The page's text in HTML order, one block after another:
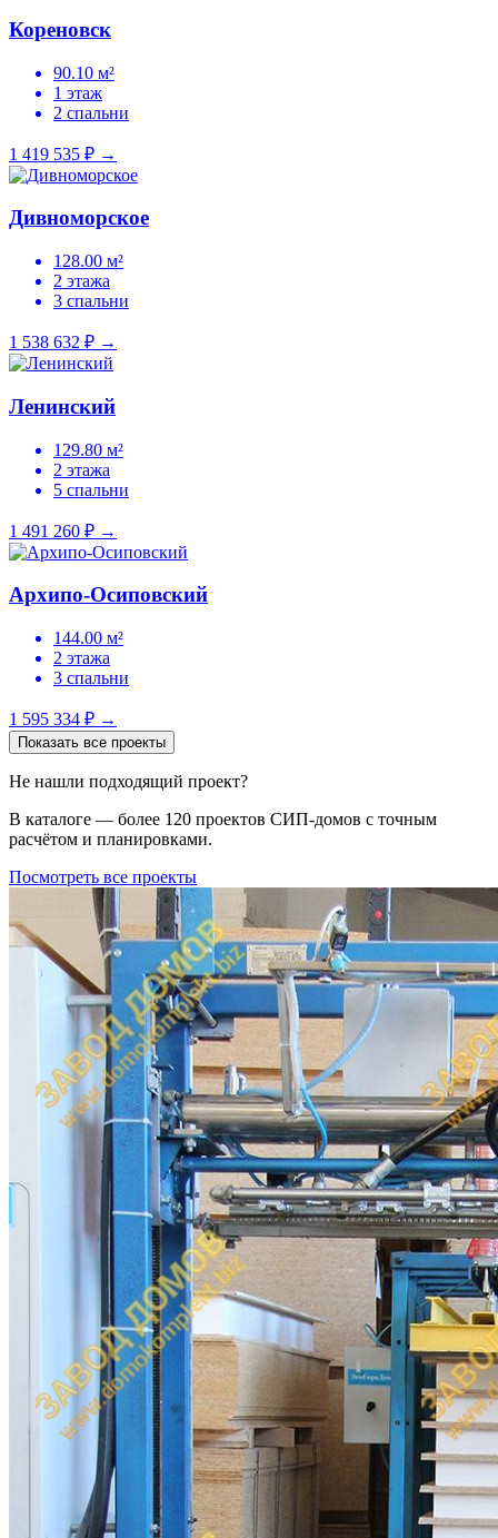
Кореновск
90.10 м²
1 этаж
2 спальни
1 419 535 ₽ →
Дивноморское
128.00 м²
2 этажа
3 спальни
1 538 632 ₽ →
Ленинский
129.80 м²
2 этажа
5 спальни
1 491 260 ₽ →
Архипо-Осиповский
144.00 м²
2 этажа
3 спальни
1 595 334 ₽ →
Показать все проекты
Не нашли подходящий проект?
В каталоге — более 120 проектов СИП-домов с точным
расчётом и планировками.
Посмотреть все проекты